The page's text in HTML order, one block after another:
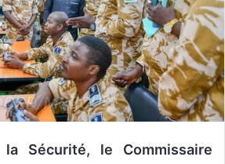
Sécurité, le Commissaire